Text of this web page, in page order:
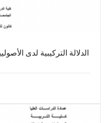
الدلالة التركيبية لدى